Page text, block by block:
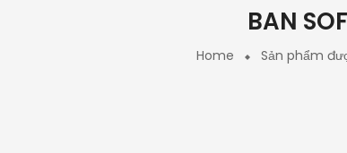
BAN
Home Sản phẩm